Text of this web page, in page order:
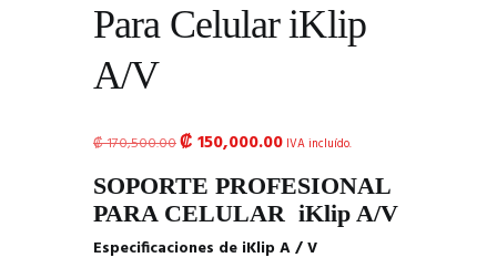
Para Celular iKlip
A/V
₡170,500.00El
original
era:
₡ 170,500.00.
₡150,000.00El
actual
es:
₡ 150,000.00.
IVA incluído.
SOPORTE PROFESIONAL
PARA CELULAR iKlip A/V
Especificaciones de iKlip A / V